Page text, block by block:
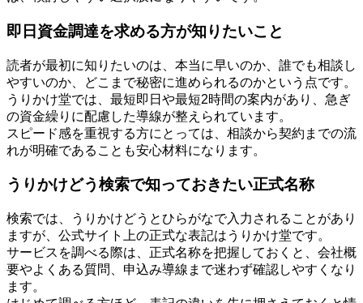
即日資金調達を求める方が知りたいこと
読者が最初に知りたいのは、本当に早いのか、誰でも相談し
やすいのか、どこまで秘密に進められるのかという点です。
うりかけ堂では、最短即日や最短2時間の案内があり、急ぎ
の資金繰りに配慮した導線が整えられています。
スピード感を重視する方にとっては、相談から契約までの流
れが明確であることも安心材料になります。
うりかけどう検索で知っておきたい正式名称
検索では、うりかけどうとひらがなで入力されることがあり
ますが、公式サイト上の正式な表記はうりかけ堂です。
サービスを調べる際は、正式名称を把握しておくと、会社概
要やよくある質問、申込み導線まで迷わず確認しやすくなり
ます。